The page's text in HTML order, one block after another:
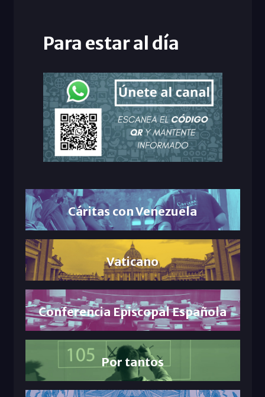
Para estar al día
Cáritas con Venezuela
Vaticano
Conferencia Episcopal Española
Por tantos